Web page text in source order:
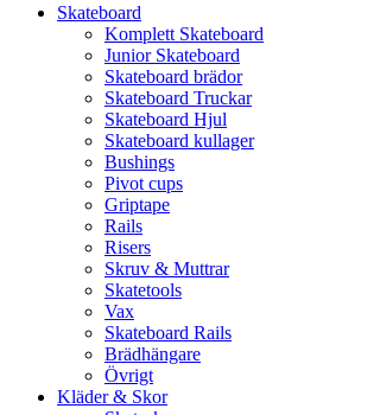
Skateboard
Komplett Skateboard
Junior Skateboard
Skateboard brädor
Skateboard Truckar
Skateboard Hjul
Skateboard kullager
Bushings
Pivot cups
Griptape
Rails
Risers
Skruv & Muttrar
Skatetools
Vax
Skateboard Rails
Brädhängare
Övrigt
Kläder & Skor